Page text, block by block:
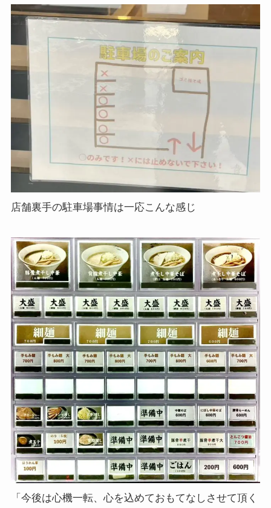
店舗裏手の駐車場事情は一応こんな感じ
「今後は心機一転、心を込めておもてなしさせて頂く